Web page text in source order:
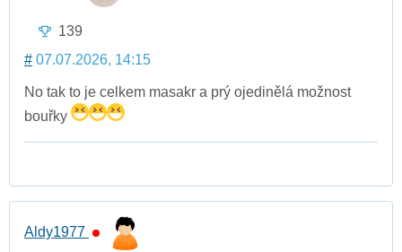
139
# 07.07.2026, 14:15
No tak to je celkem masakr a prý ojedinělá možnost
bouřky
Aldy1977